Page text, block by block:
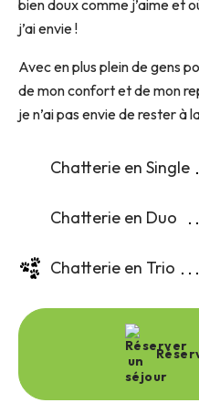
bien doux comme j’aime et
j’ai envie !
Avec en plus plein de gens
de mon confort et de mon
je n’ai pas envie de rester à
Chatterie en Single
Chatterie en Duo
Chatterie en Trio